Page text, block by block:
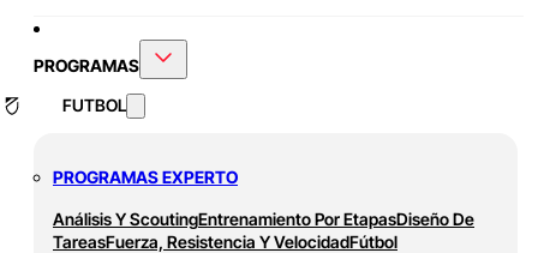
PROGRAMAS
FUTBOL
PROGRAMAS EXPERTO
Análisis Y ScoutingEntrenamiento Por EtapasDiseño De
TareasFuerza, Resistencia Y VelocidadFútbol